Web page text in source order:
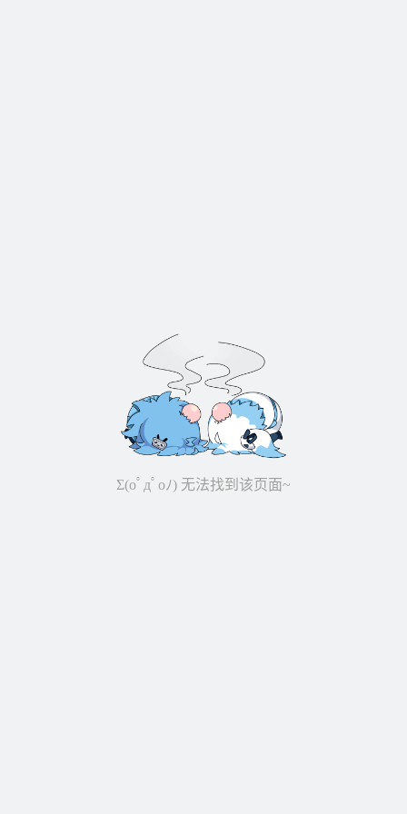
Σ(oﾟдﾟoﾉ) 无法找到该页面~